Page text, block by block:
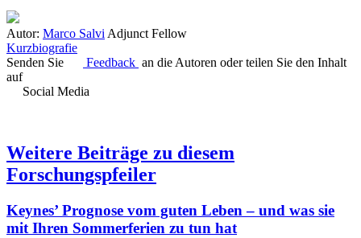
Autor: Marco SalviAdjunct Fellow
Kurzbiografie
Senden Sie
Feedback an die Autoren oder teilen Sie den Inhalt
auf
Social Media
Weitere Beiträge zu diesem
Forschungspfeiler
Keynes’ Prognose vom guten Leben – und was sie
mit Ihren Sommerferien zu tun hat